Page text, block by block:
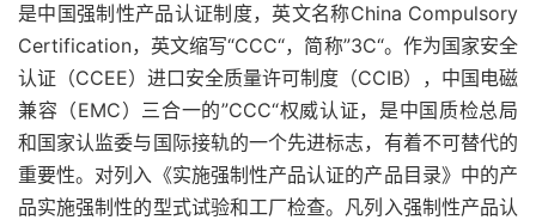
是中国强制性产品认证制度，英文名称China Compulsory
Certification，英文缩写“CCC“，简称”3C“。作为国家安全
认证（CCEE）进口安全质量许可制度（CCIB），中国电磁
兼容（EMC）三合一的”CCC“权威认证，是中国质检总局
和国家认监委与国际接轨的一个先进标志，有着不可替代的
重要性。对列入《实施强制性产品认证的产品目录》中的产
品实施强制性的型式试验和工厂检查。凡列入强制性产品认